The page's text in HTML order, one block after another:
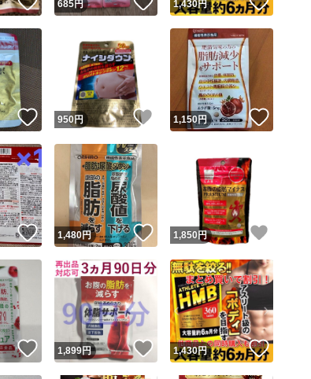
このユーザーは高頻度で24時間
安心発送 このユーザーは設定した発送日
685円 1,430円
いいね！
950円 いいね！
1,150円
いいね！
1,480円 いいね！
1,850 円
いいね！
1,899円 いいね！
1,430円 いいね